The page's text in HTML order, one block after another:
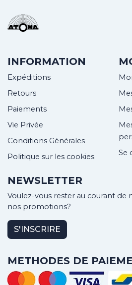
INFORMATION
Expéditions
Retours
Paiements
Vie Privée
Conditions Générales
Politique sur les cookies
Se
NEWSLETTER
Voulez-vous rester au courant de
nos promotions?
S'INSCRIRE
METHODES DE